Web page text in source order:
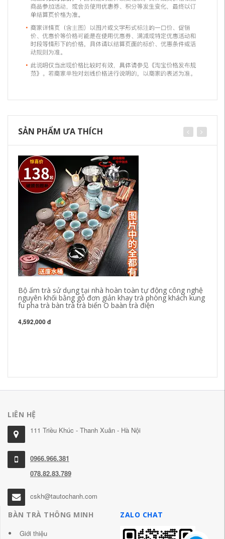
SẢN PHẨM ƯA THÍCH
Bộ ấm trà sử dụng tại nhà hoàn toàn tự động công nghệ
nguyên khối bằng gỗ đơn giản khay trà phòng khách kung
fu pha trà bàn trà trà biển O baàn trà điện
4,592,000 đ
LIÊN HỆ
111 Triều Khúc - Thanh Xuân - Hà Nội
0966.966.381
078.82.83.789
cskh@tautochanh.com
BÀN TRÀ THÔNG MINH
Giới thiệu
ZALO CHAT